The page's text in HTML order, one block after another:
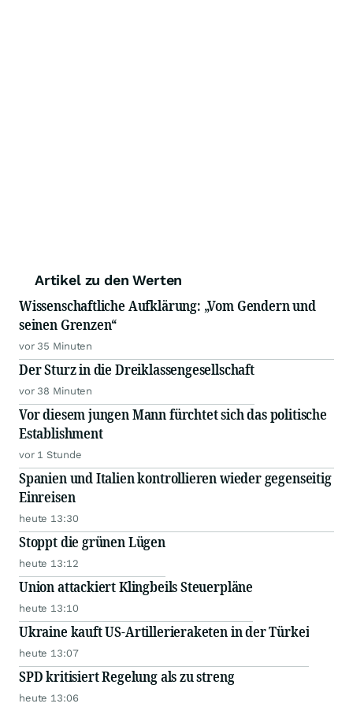
Artikel zu den Werten
Wissenschaftliche Aufklärung: „Vom Gendern und
seinen Grenzen“
vor 35 Minuten
Der Sturz in die Dreiklassengesellschaft
vor 38 Minuten
Vor diesem jungen Mann fürchtet sich das politische
Establishment
vor 1 Stunde
Spanien und Italien kontrollieren wieder gegenseitig
Einreisen
heute 13:30
Stoppt die grünen Lügen
heute 13:12
Union attackiert Klingbeils Steuerpläne
heute 13:10
Ukraine kauft US-Artillerieraketen in der Türkei
heute 13:07
SPD kritisiert Regelung als zu streng
heute 13:06